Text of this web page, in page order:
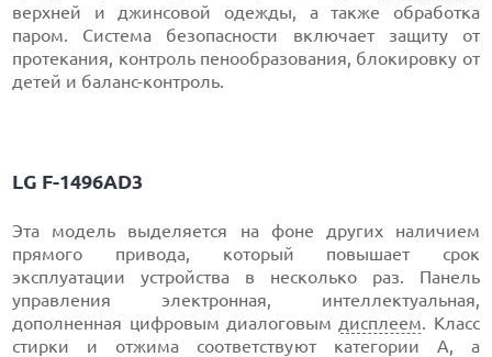
верхней и джинсовой одежды, а также обработка
паром. Система безопасности включает защиту от
протекания, контроль пенообразования, блокировку от
детей и баланс-контроль.
LG F-1496AD3
Эта модель выделяется на фоне других наличием
прямого привода, который повышает срок
эксплуатации устройства в несколько раз. Панель
управления электронная, интеллектуальная,
дополненная цифровым диалоговым дисплеем. Класс
стирки и отжима соответствуют категории А, а